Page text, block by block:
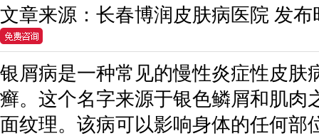
文章来源： 长春博润皮肤病医院 发布
银屑病是一种常见的慢性炎症性皮肤
癣。这个名字来源于银色鳞屑和肌肉
面纹理。该病可以影响身体的任何部